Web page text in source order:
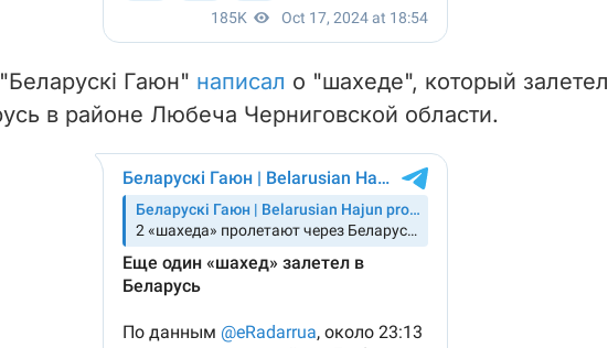
Гаюн" написал о "шахеде", который залетел
в районе Любеча Черниговской области.